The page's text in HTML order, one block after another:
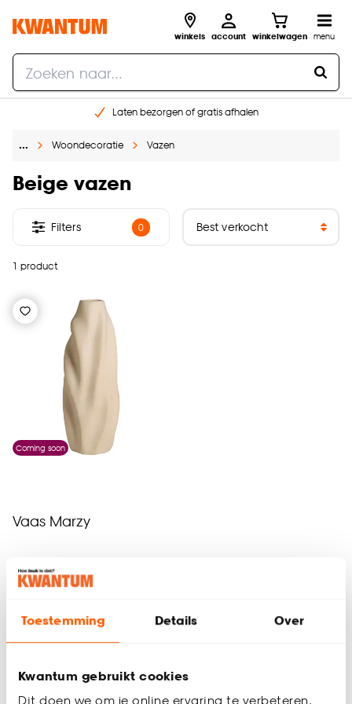
Toestemming Details Over
Kwantum gebruikt cookies
Dit doen we om je online ervaring te verbeteren.
winkels account winkelwagen menu
Laten bezorgen of gratis afhalen
Gratis raam advies en opmeten aan huis
… Woondecoratie Vazen
Beige vazen
1 product
Filters 0
Coming soon
Vaas Marzy
(0)
44.
-
Geef een seintje